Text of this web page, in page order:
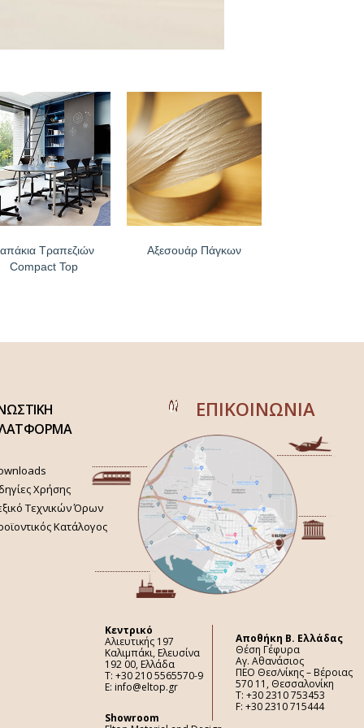
Τραπεζιών
Compact Top
Αξεσουάρ Πάγκων
Χρήσης
Τεχνικών Όρων
Κατάλογος
ΕΠΙΚΟΙΝΩΝΙΑ
Κεντρικό
Αλιευτικής 197
Καλιμπάκι, Ελευσίνα
192 00, Ελλάδα
Τ: +30 210 5565570-9
E: info@eltop.gr
Showroom
Aποθήκη Β. Ελλάδας
Θέση Γέφυρα
Αγ. Αθανάσιος
ΠΕΟ Θεσ/νίκης – Βέροιας
570 11, Θεσσαλονίκη
Τ: +30 2310 753453
F: +30 2310 715444